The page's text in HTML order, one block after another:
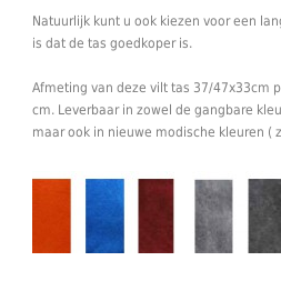
Natuurlijk kunt u ook kiezen voor een
is dat de tas goedkoper is.
Afmeting van deze vilt tas 37/47x33cm
cm. Leverbaar in zowel de gangbare
maar ook in nieuwe modische kleuren (